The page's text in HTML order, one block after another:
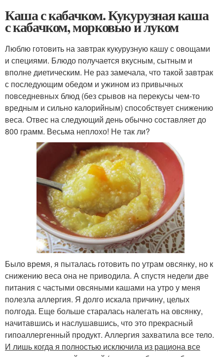
Каша с кабачком. Кукурузная каша
с кабачком, морковью и луком
Люблю готовить на завтрак кукурузную кашу с овощами
и специями. Блюдо получается вкусным, сытным и
вполне диетическим. Не раз замечала, что такой завтрак
с последующим обедом и ужином из привычных
повседневных блюд (без срывов на перекусы чем-то
вредным и сильно калорийным) способствует снижению
веса. Отвес на следующий день обычно составляет до
800 грамм. Весьма неплохо! Не так ли?
Было время, я пыталась готовить по утрам овсянку, но к
снижению веса она не приводила. А спустя недели две
питания с частыми овсяными кашами на утро у меня
полезла аллергия. Я долго искала причину, целых
полгода. Еще больше старалась налегать на овсянку,
начитавшись и наслушавшись, что это прекрасный
гипоаллергенный продукт. Аллергия захватила все тело.
И лишь когда я полностью исключила из рациона все